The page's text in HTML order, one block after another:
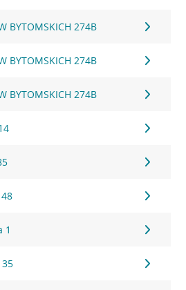
BYTOMSKICH 274B
BYTOMSKICH 274B
BYTOMSKICH 274B
1